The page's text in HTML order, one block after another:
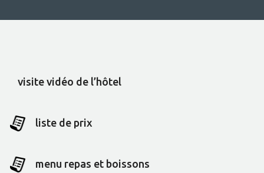
visite vidéo de l’hôtel
liste de prix
menu repas et boissons